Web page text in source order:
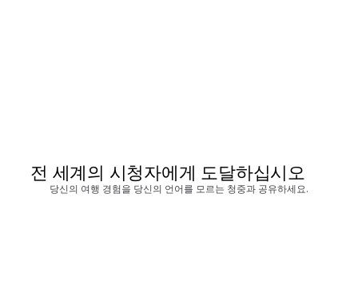
전 세계의 시청자에게 도달하십시오
당신의 여행 경험을 당신의 언어를 모르는 청중과 공유하세요.